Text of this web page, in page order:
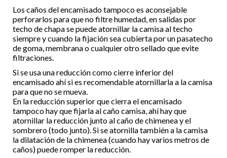
Los caños del encamisado tampoco es aconsejable
perforarlos para que no filtre humedad, en salidas por
techo de chapa se puede atornillar la camisa al techo
siempre y cuando la fijación sea cubierta por un pasatecho
de goma, membrana o cualquier otro sellado que evite
filtraciones.
Si se usa una reducción como cierre inferior del
encamisado ahí si es recomendable atornillarla a la camisa
para que no se mueva.
En la reducción superior que cierra el encamisado
tampoco hay que fijarla al caño camisa, ahí hay que
atornillar la reducción junto al caño de chimenea y el
sombrero (todo junto). Si se atornilla también a la camisa
la dilatación de la chimenea (cuando hay varios metros de
caños) puede romper la reducción.